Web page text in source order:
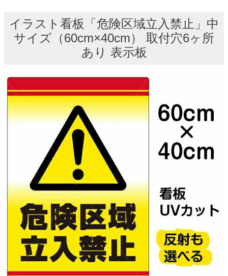
イラスト看板「危険区域立入禁止」中
サイズ（60cm×40cm） 取付穴6ヶ所
あり 表示板